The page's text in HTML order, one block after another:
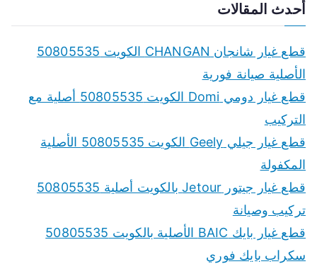
r
أحدث المقالات
قطع غيار شانجان CHANGAN الكويت 50805535
الأصلية صيانة فورية
قطع غيار دومي Domi الكويت 50805535 أصلية مع
التركيب
قطع غيار جيلي Geely الكويت 50805535 الأصلية
المكفولة
قطع غيار جيتور Jetour بالكويت أصلية 50805535
تركيب وصيانة
قطع غيار بايك BAIC الأصلية بالكويت 50805535
سكراب بايك فوري